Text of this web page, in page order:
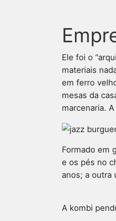
Ele foi o
materiais
em ferro
mesas da
marcenaria.
Formado em
e os pés no
anos; a outra
A kombi